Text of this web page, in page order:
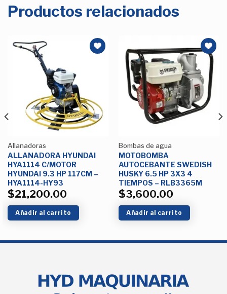
Productos relacionados
Allanadoras
ALLANADORA HYUNDAI
HYA1114 C/MOTOR
HYUNDAI 9.3 HP 117CM –
HYA1114-HY93
$21,200.00
Añadir al carrito
Añadir
a la
Lista de
deseos
Bombas de agua
MOTOBOMBA
AUTOCEBANTE SWEDISH
HUSKY 6.5 HP 3X3 4
TIEMPOS – RLB3365M
$3,600.00
Añadir al carrito